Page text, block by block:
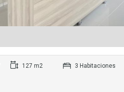
127 m2 3 Habitaciones